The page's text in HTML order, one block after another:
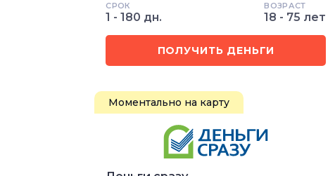
СРОК
1 - 180 дн.
ВОЗРАСТ
18 - 75 лет
ПОЛУЧИТЬ ДЕНЬГИ
Моментально на карту